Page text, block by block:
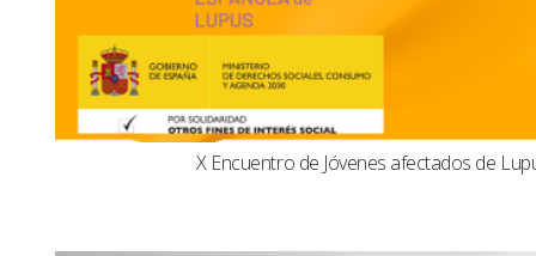
X Encuentro de Jóvenes afectados de